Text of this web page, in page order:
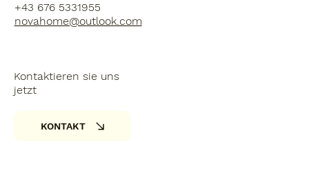
+43 676 5331955
novahome@outlook.com
Kontaktieren sie uns
jetzt
KONTAKT